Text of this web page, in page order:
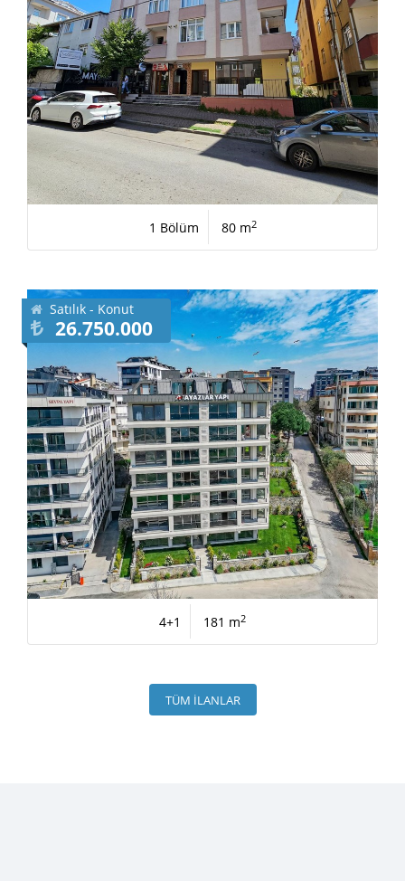
1 Bölüm 80 m2
Satılık - Konut
26.750.000
4+1 181 m2
TÜM İLANLAR